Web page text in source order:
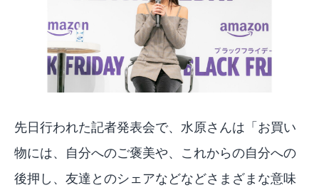
先日行われた記者発表会で、水原さんは「お買い
物には、自分へのご褒美や、これからの自分への
後押し、友達とのシェアなどなどさまざまな意味